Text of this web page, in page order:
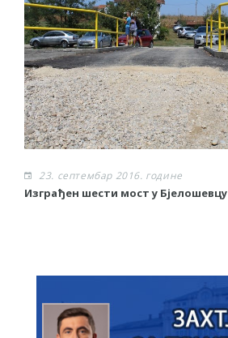
23. септембар 2016. године
Изграђен шести мост у Бјелошевцу